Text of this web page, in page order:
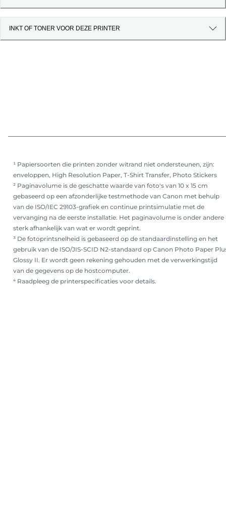
INKT OF TONER VOOR DEZE PRINTER
¹ Papiersoorten die printen zonder witrand niet ondersteunen, zijn:
enveloppen, High Resolution Paper, T-Shirt Transfer, Photo Stickers
² Paginavolume is de geschatte waarde van foto's van 10 x 15 cm
gebaseerd op een afzonderlijke testmethode van Canon met behulp
van de ISO/IEC 29103-grafiek en continue printsimulatie met de
vervanging na de eerste installatie. Het paginavolume is onder andere
sterk afhankelijk van wat er wordt geprint.
³ De fotoprintsnelheid is gebaseerd op de standaardinstelling en het
gebruik van de ISO/JIS-SCID N2-standaard op Canon Photo Paper
Glossy II. Er wordt geen rekening gehouden met de verwerkingstijd
van de gegevens op de hostcomputer.
⁴ Raadpleeg de printerspecificaties voor details.